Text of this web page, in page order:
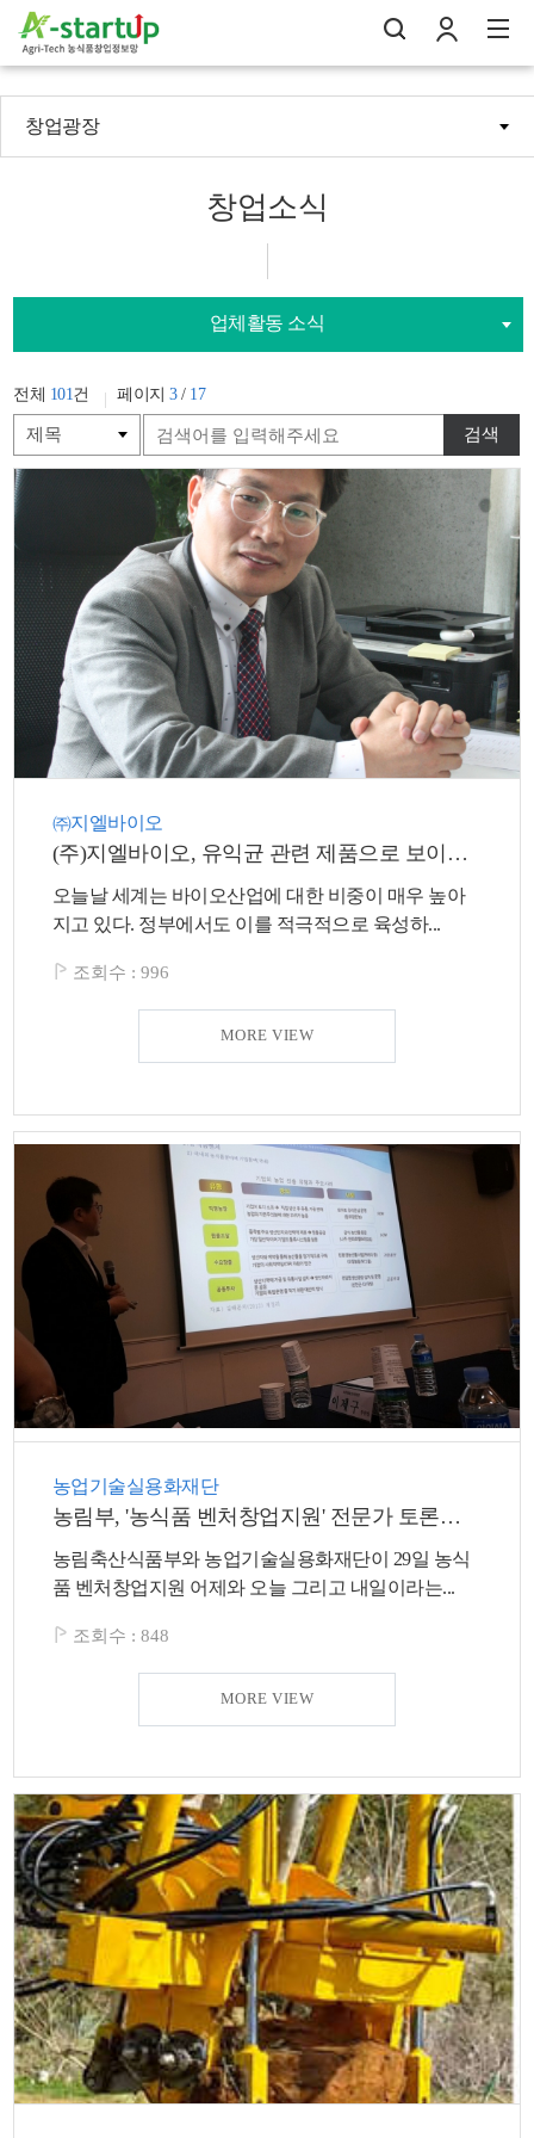
창
그
인
체
창업광장
창업소식
업체활동 소식
전체 101건 페이지3/ 17
검색
㈜지엘바이오
(주)지엘바이오, 유익균 관련 제품으로 보이지 않는 기적을 만들다
오늘날 세계는 바이오산업에 대한 비중이 매우 높아
지고 있다. 정부에서도 이를 적극적으로 육성하...
조회수 : 996
MORE VIEW
농업기술실용화재단
농림부, '농식품 벤처창업지원' 전문가 토론회 개최
농림축산식품부와 농업기술실용화재단이 29일 농식
품 벤처창업지원 어제와 오늘 그리고 내일이라는...
조회수 : 848
MORE VIEW